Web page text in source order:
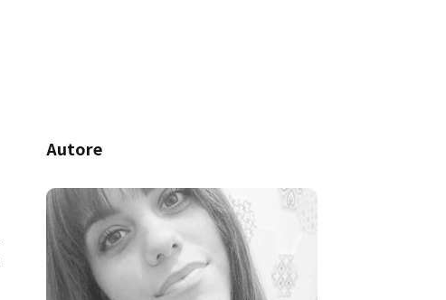
Autore